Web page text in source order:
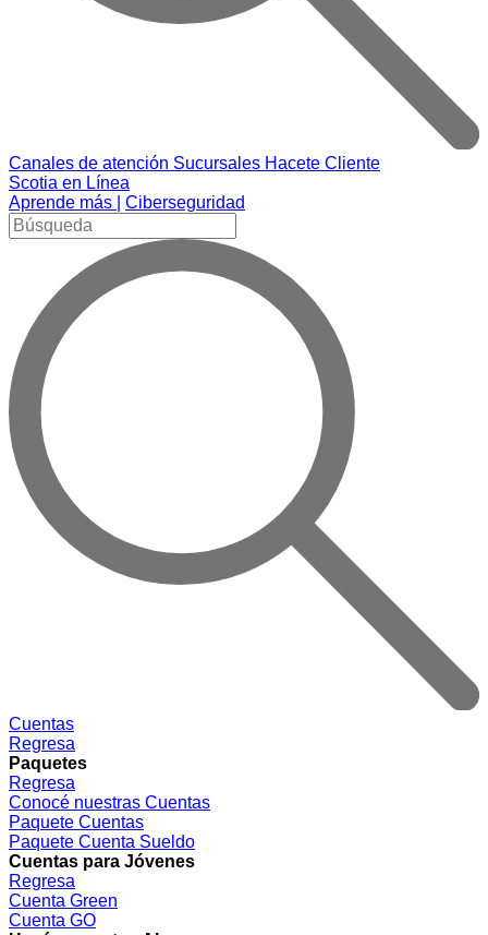
Canales de atención Sucursales Hacete Cliente
Scotia en Línea
Aprende más |
Ciberseguridad
Cuentas
Regresa
Paquetes
Regresa
Conocé nuestras Cuentas
Paquete Cuentas
Paquete Cuenta Sueldo
Cuentas para Jóvenes
Regresa
Cuenta Green
Cuenta GO